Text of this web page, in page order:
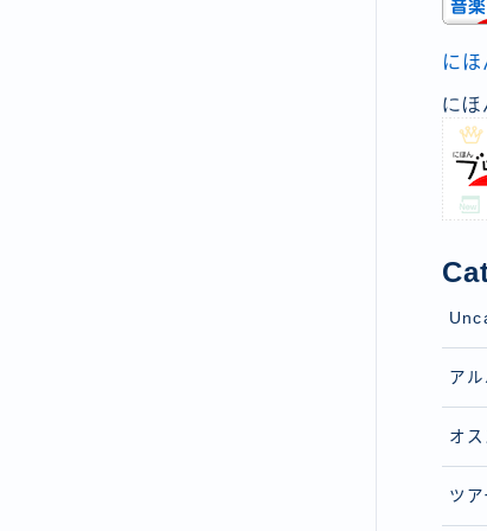
に
に
ア
オ
ツ